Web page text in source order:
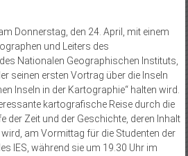
Donnerstag, den 24. April, mit einem
und Leiters des
Nationalen Geographischen Instituts,
seinen ersten Vortrag über die Inseln
Inseln in der Kartographie“ halten wird.
kartografische Reise durch die
der Zeit und der Geschichte, deren Inhalt
am Vormittag für die Studenten der
IES, während sie um 19.30 Uhr im